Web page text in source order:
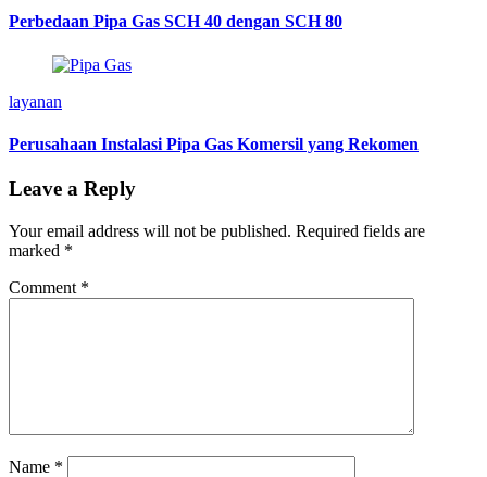
Perbedaan Pipa Gas SCH 40 dengan SCH 80
layanan
Perusahaan Instalasi Pipa Gas Komersil yang Rekomen
Leave a Reply
Your email address will not be published. Required fields are
marked *
Comment *
Name *